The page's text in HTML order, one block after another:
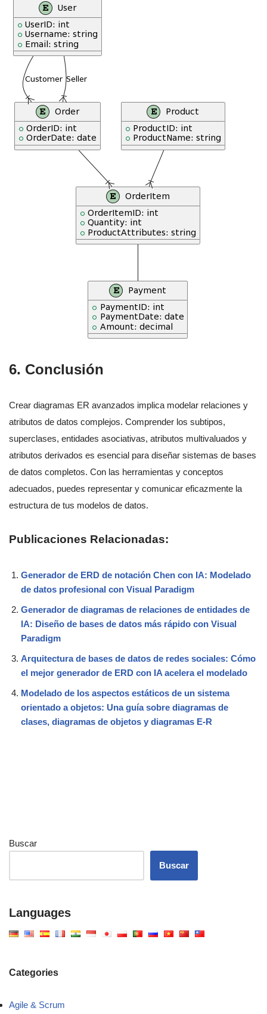
6. Conclusión
Crear diagramas ER avanzados implica modelar relaciones y
atributos de datos complejos. Comprender los subtipos,
superclases, entidades asociativas, atributos multivaluados y
atributos derivados es esencial para diseñar sistemas de bases
de datos completos. Con las herramientas y conceptos
adecuados, puedes representar y comunicar eficazmente la
estructura de tus modelos de datos.
Publicaciones Relacionadas:
Generador de ERD de notación Chen con IA: Modelado
de datos profesional con Visual Paradigm
Generador de diagramas de relaciones de entidades de
IA: Diseño de bases de datos más rápido con Visual
Paradigm
Arquitectura de bases de datos de redes sociales: Cómo
el mejor generador de ERD con IA acelera el modelado
Modelado de los aspectos estáticos de un sistema
orientado a objetos: Una guía sobre diagramas de
clases, diagramas de objetos y diagramas E-R
Buscar
Buscar
Languages
Categories
Agile & Scrum